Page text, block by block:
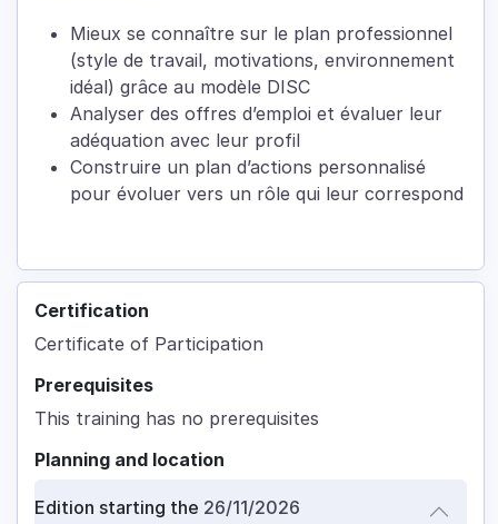
Mieux se connaître sur le plan professionnel
(style de travail, motivations, environnement
idéal) grâce au modèle DISC
Analyser des offres d’emploi et évaluer leur
adéquation avec leur profil
Construire un plan d’actions personnalisé
pour évoluer vers un rôle qui leur correspond
Certification
Certificate of Participation
Prerequisites
This training has no prerequisites
Planning and location
Edition starting the 26/11/2026